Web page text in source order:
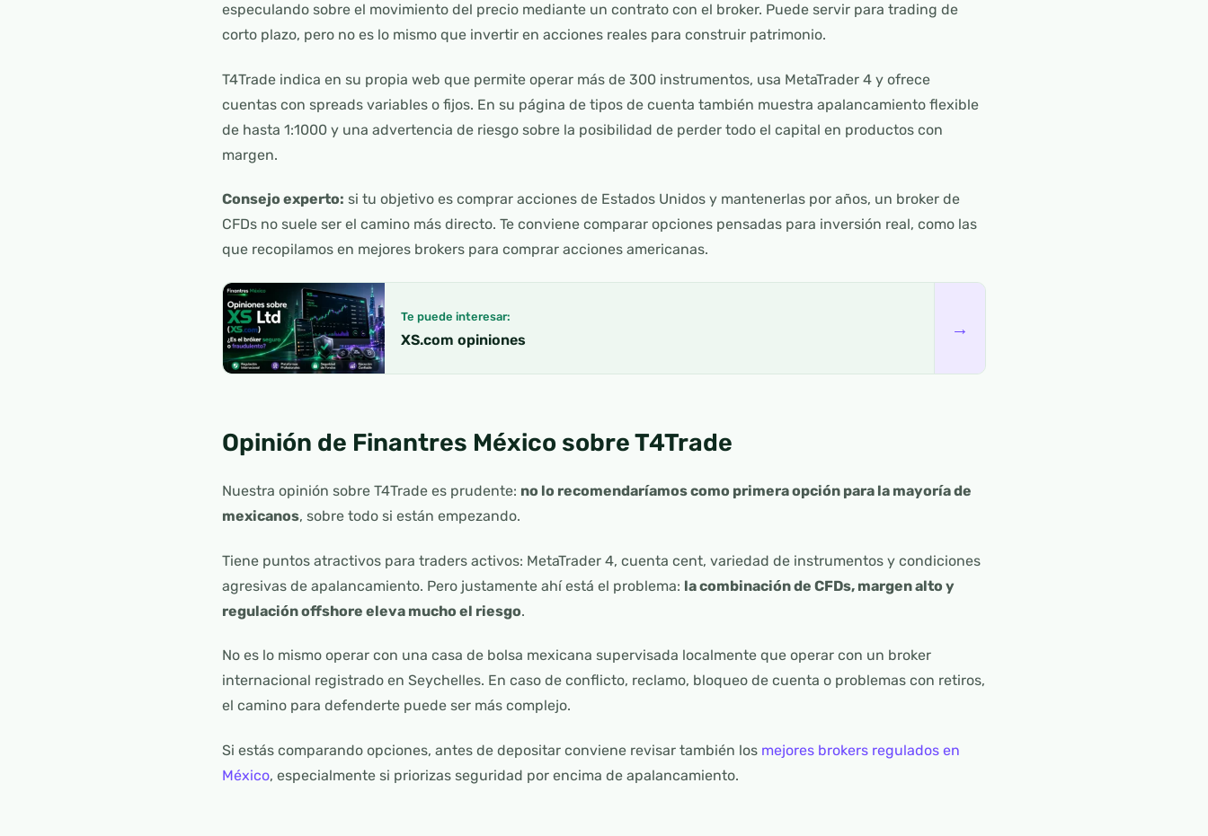
especulando sobre el movimiento del precio mediante un contrato con el broker. Puede servir para trading de
corto plazo, pero no es lo mismo que invertir en acciones reales para construir patrimonio.
T4Trade indica en su propia web que permite operar más de 300 instrumentos, usa MetaTrader 4 y ofrece
cuentas con spreads variables o fijos. En su página de tipos de cuenta también muestra apalancamiento flexible
de hasta 1:1000 y una advertencia de riesgo sobre la posibilidad de perder todo el capital en productos con
margen.
Consejo experto: si tu objetivo es comprar acciones de Estados Unidos y mantenerlas por años, un broker de
CFDs no suele ser el camino más directo. Te conviene comparar opciones pensadas para inversión real, como las
que recopilamos en mejores brokers para comprar acciones americanas.
Te puede interesar:
XS.com opiniones
→
Opinión de Finantres México sobre T4Trade
Nuestra opinión sobre T4Trade es prudente: no lo recomendaríamos como primera opción para la mayoría de
mexicanos, sobre todo si están empezando.
Tiene puntos atractivos para traders activos: MetaTrader 4, cuenta cent, variedad de instrumentos y condiciones
agresivas de apalancamiento. Pero justamente ahí está el problema: la combinación de CFDs, margen alto y
regulación offshore eleva mucho el riesgo.
No es lo mismo operar con una casa de bolsa mexicana supervisada localmente que operar con un broker
internacional registrado en Seychelles. En caso de conflicto, reclamo, bloqueo de cuenta o problemas con retiros,
el camino para defenderte puede ser más complejo.
Si estás comparando opciones, antes de depositar conviene revisar también los mejores brokers regulados en
México, especialmente si priorizas seguridad por encima de apalancamiento.